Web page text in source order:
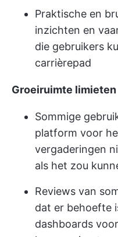
Praktische en
inzichten en
die gebruikers
carrièrepad
Groeiruimte limieten
Sommige
platform voor
vergaderingen
als het zou
Reviews van
dat er behoefte
dashboards